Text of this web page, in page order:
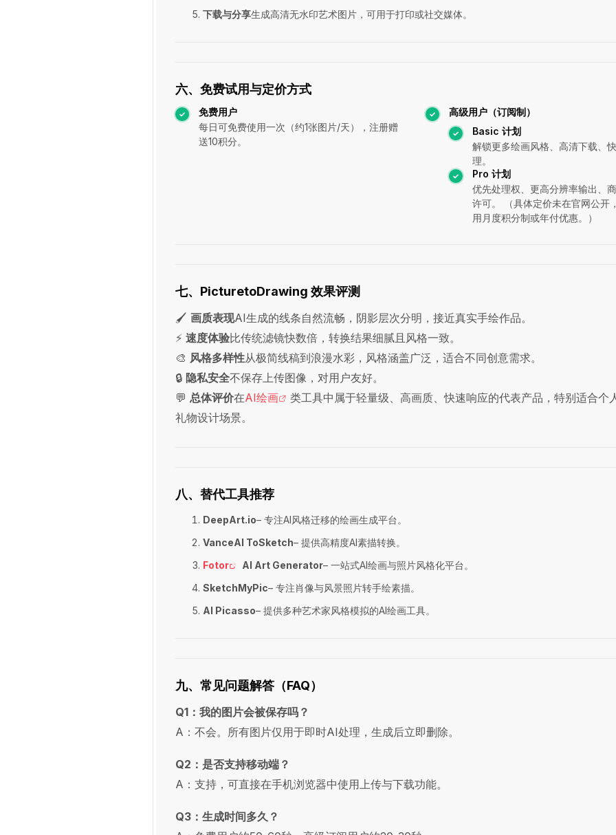
下载与分享生成高清无水印艺术图片，可用于打印或社交媒体。
六、免费试用与定价方式
免费用户
每日可免费使用一次（约1张图片/天），注册赠
送10积分。
高级用户（订阅制）
Basic 计划
解锁更多绘画风格、高清下载、
理。
Pro 计划
优先处理权、更高分辨率输出、
许可。
（具体定价未在官网公开
用月度积分制或年付优惠。）
七、PicturetoDrawing 效果评测
🖌 画质表现AI生成的线条自然流畅，阴影层次分明，接近真实手绘作品。
⚡ 速度体验比传统滤镜快数倍，转换结果细腻且风格一致。
🎨 风格多样性从极简线稿到浪漫水彩，风格涵盖广泛，适合不同创意需求。
🔒 隐私安全不保存上传图像，对用户友好。
💬 总体评价在AI绘画
类工具中属于轻量级、高画质、快速响应的代表产品，特别适合个
礼物设计场景。
八、替代工具推荐
DeepArt.io– 专注AI风格迁移的绘画生成平台。
VanceAI ToSketch– 提供高精度AI素描转换。
Fotor
AI Art Generator– 一站式AI绘画与照片风格化平台。
SketchMyPic– 专注肖像与风景照片转手绘素描。
AI Picasso– 提供多种艺术家风格模拟的AI绘画工具。
九、常见问题解答（FAQ）
Q1：我的图片会被保存吗？
A：不会。所有图片仅用于即时AI处理，生成后立即删除。
Q2：是否支持移动端？
A：支持，可直接在手机浏览器中使用上传与下载功能。
Q3：生成时间多久？